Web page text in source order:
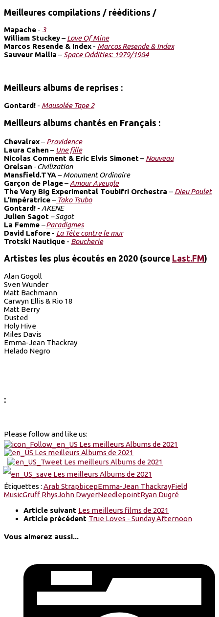
Meilleures compilations / rééditions /
Mapache - 3
William Stuckey– Love Of Mine
Marcos Resende & Index - Marcos Resende & Index
Sauveur Mallia –Space Oddities: 1979/1984
Meilleurs albums de reprises :
Gontard! - Mausolée Tape 2
Meilleurs albums chantés en Français :
Chevalrex– Providence
Laura Cahen – Une fille
Nicolas Comment & Eric Elvis Simonet– Nouveau
Orelsan - Civilization
Mansfield.TYA– Monument Ordinaire
Garçon de Plage– Amour Aveugle
The Very Big Experimental Toubifri Orchestra – Dieu Poulet
L’Impératrice– Tako Tsubo
Gontard! - AKENE
Julien Sagot – Sagot
La Femme –Paradigmes
David Lafore - La Tête contre le mur
Trotski Nautique - Boucherie
Artistes les plus écoutés en 2020 (source Last.FM)
Alan Gogoll
Sven Wunder
Matt Bachmann
Carwyn Ellis & Rio 18
Matt Berry
Dusted
Holy Hive
Miles Davis
Emma-Jean Thackray
Helado Negro
:
Please follow and like us:
Étiquettes : Arab StrapbicepEmma-Jean ThackrayField
MusicGruff RhysJohn DwyerNeedlepointRyan Dugré
Article suivant Les meilleurs films de 2021
Article précédent True Loves - Sunday Afternoon
Vous aimerez aussi...